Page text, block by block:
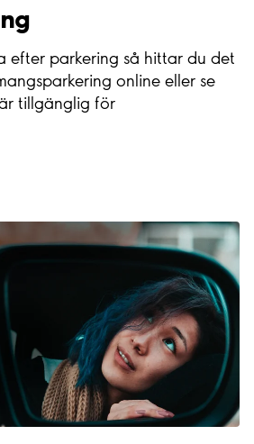
efter parkering så hittar du det
online eller se
tillgänglig för